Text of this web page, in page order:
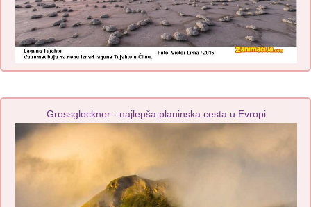
Grossglockner - najlepša planinska cesta u Evropi